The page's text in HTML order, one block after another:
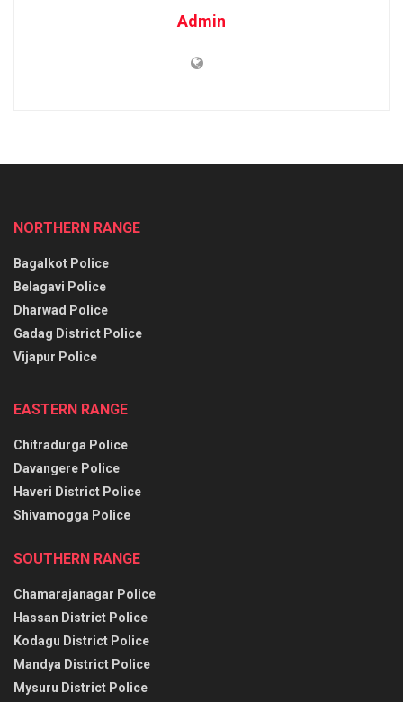
Admin
NORTHERN RANGE
Bagalkot Police
Belagavi Police
Dharwad Police
Gadag District Police
Vijapur Police
EASTERN RANGE
Chitradurga Police
Davangere Police
Haveri District Police
Shivamogga Police
SOUTHERN RANGE
Chamarajanagar Police
Hassan District Police
Kodagu District Police
Mandya District Police
Mysuru District Police